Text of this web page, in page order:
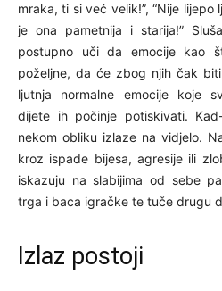
mraka, ti si već velik!”, “Nije
je ona pametnija i starija!”
postupno uči da emocije kao
poželjne, da će zbog njih čak
ljutnja normalne emocije koje
dijete ih počinje potiskivati.
nekom obliku izlaze na vidjelo.
kroz ispade bijesa, agresije ili
iskazuju na slabijima od sebe
trga i baca igračke te tuče drugu
Izlaz postoji